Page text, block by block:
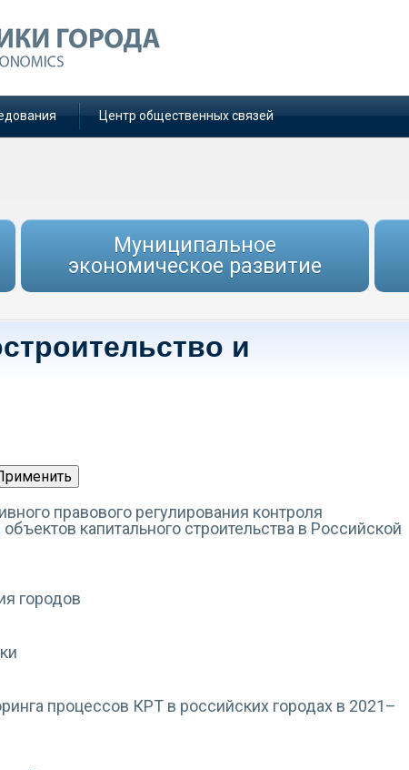
Центр общественных связей
Муниципальное
экономическое развитие
и
правового регулирования контроля
капитального строительства в Российской
городов
процессов КРТ в российских городах в 2021–